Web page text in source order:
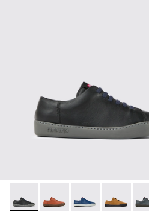
Peu Touring - K100479-001 -
Peu Touring - K100479-
Peu Touring -
Peu